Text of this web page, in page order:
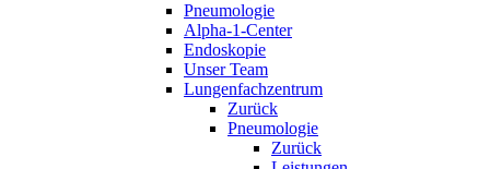
Pneumologie
Alpha-1-Center
Endoskopie
Unser Team
Lungenfachzentrum
Zurück
Pneumologie
Zurück